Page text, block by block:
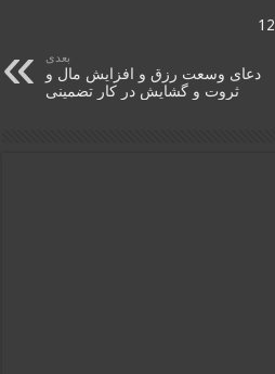
فال و طالع روزانه دوشنبه 12
بعدی
دعای وسعت رزق و افزایش مال و
ثروت و گشایش در کار تضمینی